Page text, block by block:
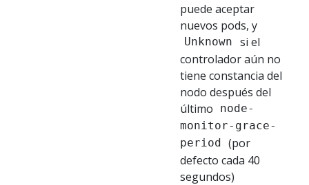
puede aceptar
nuevos pods, y
Unknown
si el
controlador aún no
tiene constancia del
nodo después del
último
node-
monitor-grace-
period
(por
defecto cada 40
segundos)